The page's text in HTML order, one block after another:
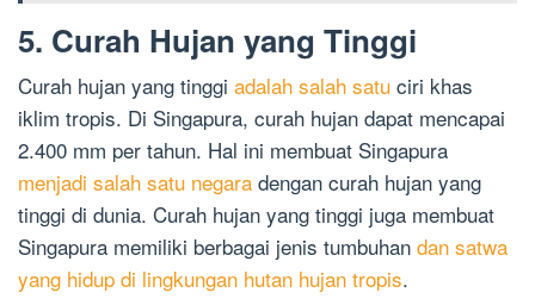
5. Curah Hujan yang Tinggi
Curah hujan yang tinggi adalah salah satu ciri khas
iklim tropis. Di Singapura, curah hujan dapat mencapai
2.400 mm per tahun. Hal ini membuat Singapura
menjadi salah satu negara dengan curah hujan yang
tinggi di dunia. Curah hujan yang tinggi juga membuat
Singapura memiliki berbagai jenis tumbuhan dan satwa
yang hidup di lingkungan hutan hujan tropis.